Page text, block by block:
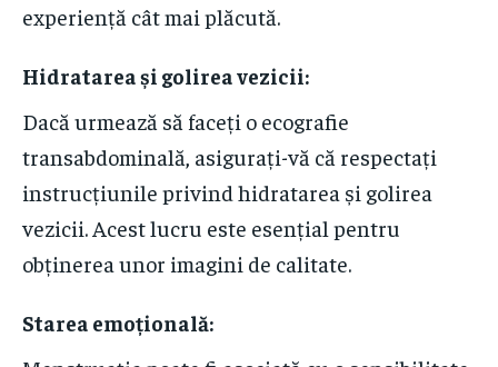
experiență cât mai plăcută.
Hidratarea și golirea vezicii:
Dacă urmează să faceți o ecografie
transabdominală, asigurați-vă că respectați
instrucțiunile privind hidratarea și golirea
vezicii. Acest lucru este esențial pentru
obținerea unor imagini de calitate.
Starea emoțională: